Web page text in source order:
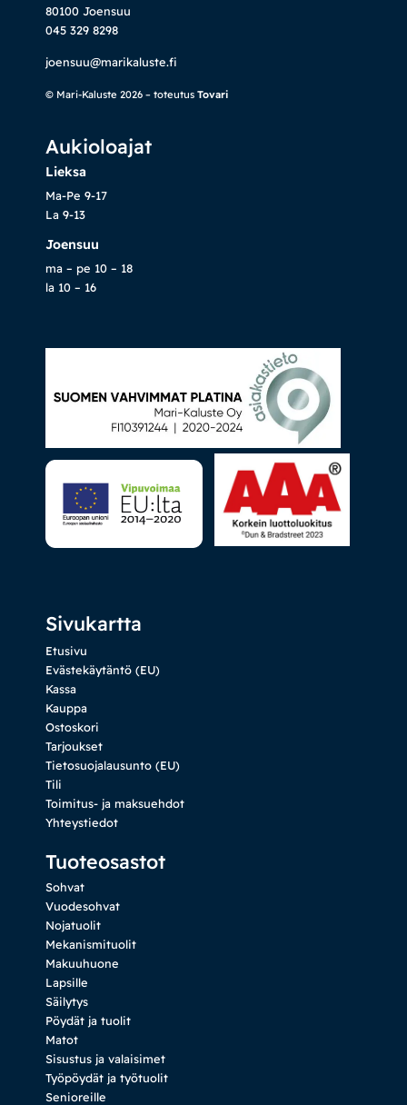
80100 Joensuu
045 329 8298
joensuu@marikaluste.fi
© Mari-Kaluste 2026 – toteutus Tovari
Aukioloajat
Lieksa
Ma-Pe 9-17
La 9-13
Joensuu
ma – pe 10 – 18
la 10 – 16
Sivukartta
Etusivu
Evästekäytäntö (EU)
Kassa
Kauppa
Ostoskori
Tarjoukset
Tietosuojalausunto (EU)
Tili
Toimitus- ja maksuehdot
Yhteystiedot
Tuoteosastot
Sohvat
Vuodesohvat
Nojatuolit
Mekanismituolit
Makuuhuone
Lapsille
Säilytys
Pöydät ja tuolit
Matot
Sisustus ja valaisimet
Työpöydät ja työtuolit
Senioreille